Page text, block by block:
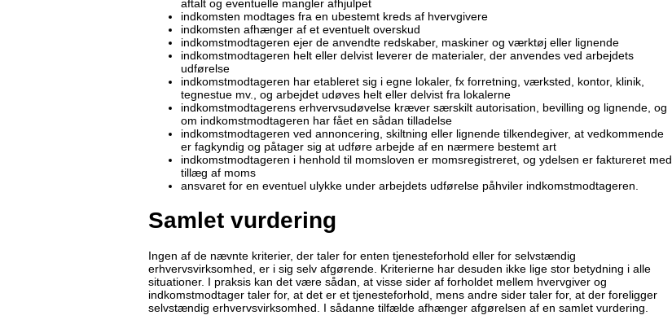
aftalt og eventuelle mangler afhjulpet
indkomsten modtages fra en ubestemt kreds af hvervgivere
indkomsten afhænger af et eventuelt overskud
indkomstmodtageren ejer de anvendte redskaber, maskiner og værktøj eller lignende
indkomstmodtageren helt eller delvist leverer de materialer, der anvendes ved arbejdets
udførelse
indkomstmodtageren har etableret sig i egne lokaler, fx forretning, værksted, kontor, klinik,
tegnestue mv., og arbejdet udøves helt eller delvist fra lokalerne
indkomstmodtagerens erhvervsudøvelse kræver særskilt autorisation, bevilling og lignende, og
om indkomstmodtageren har fået en sådan tilladelse
indkomstmodtageren ved annoncering, skiltning eller lignende tilkendegiver, at vedkommende
er fagkyndig og påtager sig at udføre arbejde af en nærmere bestemt art
indkomstmodtageren i henhold til momsloven er momsregistreret, og ydelsen er faktureret med
tillæg af moms
ansvaret for en eventuel ulykke under arbejdets udførelse påhviler indkomstmodtageren.
Samlet vurdering
Ingen af de nævnte kriterier, der taler for enten tjenesteforhold eller for selvstændig
erhvervsvirksomhed, er i sig selv afgørende. Kriterierne har desuden ikke lige stor betydning i alle
situationer. I praksis kan det være sådan, at visse sider af forholdet mellem hvervgiver og
indkomstmodtager taler for, at det er et tjenesteforhold, mens andre sider taler for, at der foreligger
selvstændig erhvervsvirksomhed. I sådanne tilfælde afhænger afgørelsen af en samlet vurdering.